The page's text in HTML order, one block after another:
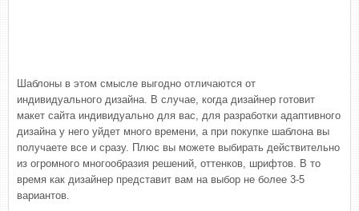
Шаблоны в этом смысле выгодно отличаются от
индивидуального дизайна. В случае, когда дизайнер готовит
макет сайта индивидуально для вас, для разработки адаптивного
дизайна у него уйдет много времени, а при покупке шаблона вы
получаете все и сразу. Плюс вы можете выбирать действительно
из огромного многообразия решений, оттенков, шрифтов. В то
время как дизайнер представит вам на выбор не более 3-5
вариантов.